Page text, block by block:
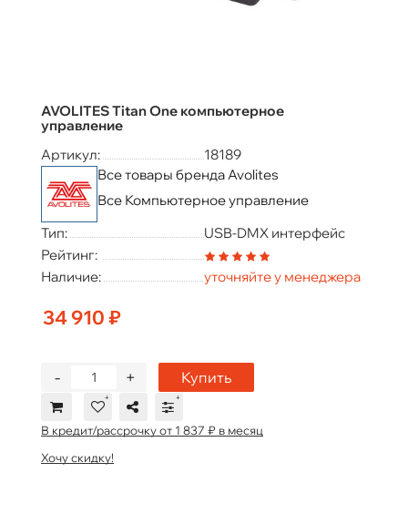
AVOLITES Titan One компьютерное
управление
Артикул:
18189
Все товары бренда Avolites
Все Компьютерное управление
Тип:
USB-DMX интерфейс
Рейтинг:
Наличие:
уточняйте у менеджера
34 910 ₽
+
- Купить
В кредит/рассрочку от 1 837 ₽ в месяц
Хочу скидку!